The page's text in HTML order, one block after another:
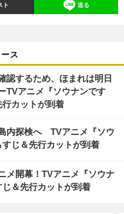
ト 送る
ス
認するため、ほまれは明日
TVアニメ『ソウナンです
カットが到着
内探検へ TVアニメ『ソウ
じ＆先行カットが到着
メ開幕！TVアニメ『ソウナ
＆先行カットが到着